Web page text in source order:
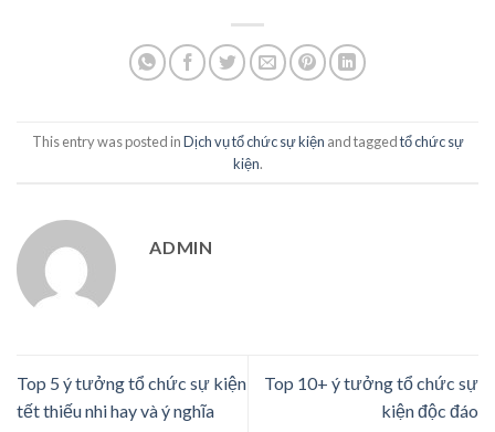
This entry was posted inDịch vụ tổ chức sự kiện and taggedtổ chức sự
kiện.
ADMIN
Top 5 ý tưởng tổ chức sự kiện
tết thiếu nhi hay và ý nghĩa
Top 10+ ý tưởng tổ chức sự
kiện độc đáo